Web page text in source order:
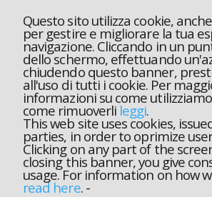
Questo sito utilizza cookie,
per gestire e migliorare la tua
navigazione. Cliccando in un
dello schermo, effettuando
chiudendo questo banner,
all'uso di tutti i cookie. Per
informazioni su come
come rimuoverli leggi.
This web site uses cookies,
parties, in order to oprimize
Clicking on any part of the
closing this banner, you give
usage. For information on how
read here.-